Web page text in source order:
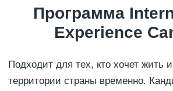
Программа
Experience
Подходит для тех, кто хочет жить
территории страны временно.